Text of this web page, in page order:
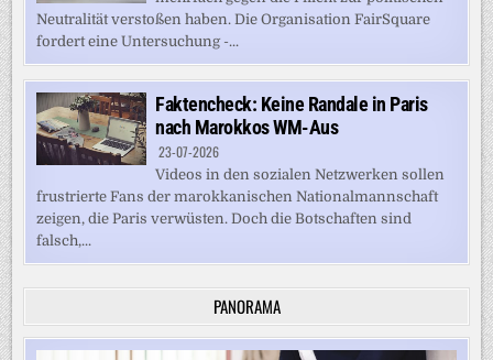
Neutralität verstoßen haben. Die Organisation FairSquare
fordert eine Untersuchung -...
Faktencheck: Keine Randale in Paris
nach Marokkos WM-Aus
23-07-2026
Videos in den sozialen Netzwerken sollen
frustrierte Fans der marokkanischen Nationalmannschaft
zeigen, die Paris verwüsten. Doch die Botschaften sind
falsch,...
PANORAMA